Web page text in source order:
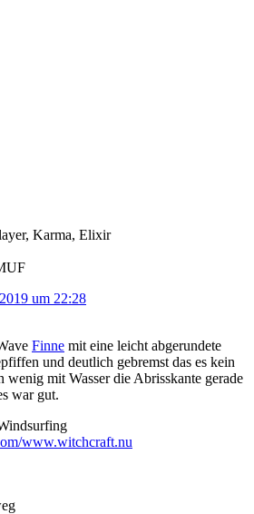
Karma, Elixir
um 22:28
Finne mit eine leicht abgerundete
und deutlich gebremst das es kein
wenig mit Wasser die Abrisskante gerade
war gut.
www.witchcraft.nu